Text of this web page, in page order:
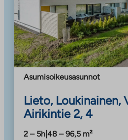
Asumisoikeusasunnot
Lieto, Loukinainen,
Airikintie 2, 4
2 – 5h 48 – 96,5 m²